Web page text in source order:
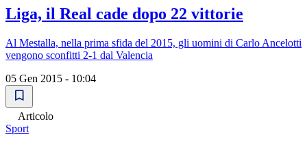
Liga, il Real cade dopo 22 vittorie
Al Mestalla, nella prima sfida del 2015, gli uomini di Carlo Ancelotti
vengono sconfitti 2-1 dal Valencia
05 Gen 2015 - 10:04
Articolo
Sport